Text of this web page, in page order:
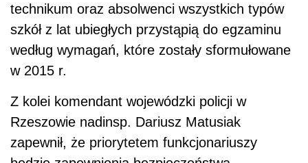
technikum oraz absolwenci wszystkich typów
szkół z lat ubiegłych przystąpią do egzaminu
według wymagań, które zostały sformułowane
w 2015 r.
Z kolei komendant wojewódzki policji w
Rzeszowie nadinsp. Dariusz Matusiak
zapewnił, że priorytetem funkcjonariuszy